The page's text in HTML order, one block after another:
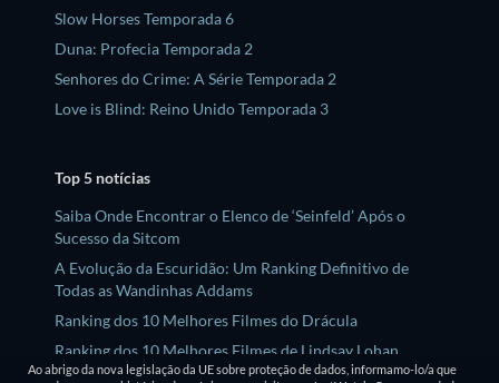
Slow Horses Temporada 6
Duna: Profecia Temporada 2
Senhores do Crime: A Série Temporada 2
Love is Blind: Reino Unido Temporada 3
Top 5 notícias
Saiba Onde Encontrar o Elenco de ‘Seinfeld’ Após o
Sucesso da Sitcom
A Evolução da Escuridão: Um Ranking Definitivo de
Todas as Wandinhas Addams
Ranking dos 10 Melhores Filmes do Drácula
Ranking dos 10 Melhores Filmes de Lindsay Lohan
Ao abrigo da nova legislação da UE sobre proteção de dados, informamo-lo/a que